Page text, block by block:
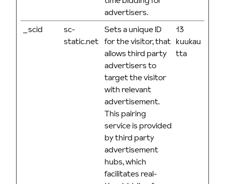
advertisers.
_scid
sc-
static.net
Sets a unique ID
for the visitor, that
allows third party
advertisers to
target the visitor
with relevant
advertisement.
This pairing
service is provided
by third party
advertisement
hubs, which
facilitates real-
13
kuukau
tta